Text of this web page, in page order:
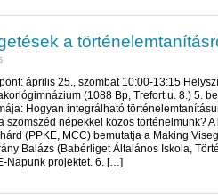
a
április 25., szombat 10:00-13:15
(1088 Bp, Trefort u. 8.) 5.
Hogyan integrálható
szomszéd népekkel közös történelmünk?
(PPKE, MCC) bemutatja a Making
Balázs (Babérliget Általános Iskola,
Napunk projektet. 6. […]